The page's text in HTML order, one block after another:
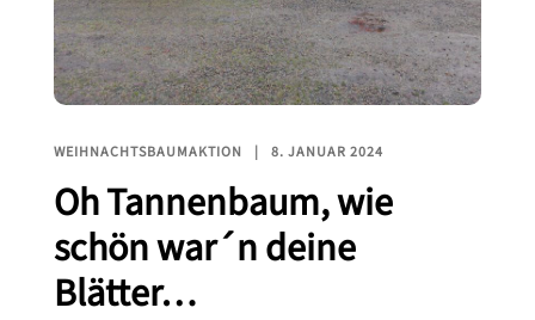
WEIHNACHTSBAUMAKTION 8. JANUAR 2024
Oh Tannenbaum, wie
schön war´n deine
Blätter…